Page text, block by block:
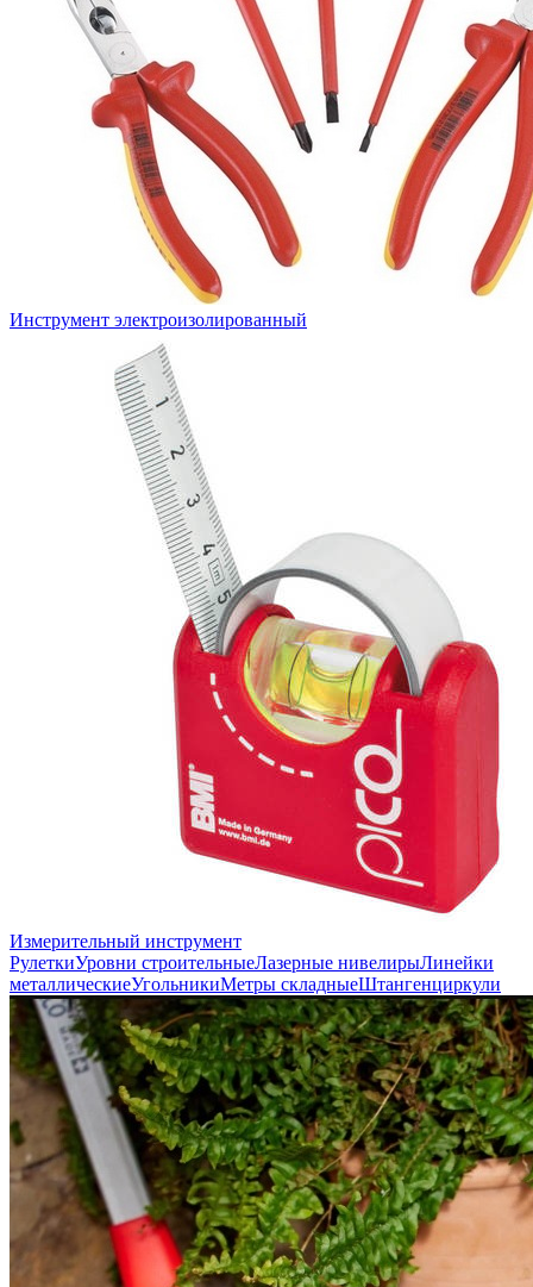
Инструмент электроизолированный
Измерительный инструмент
РулеткиУровни строительныеЛазерные нивелирыЛинейки
металлическиеУгольникиМетры складныеШтангенциркули